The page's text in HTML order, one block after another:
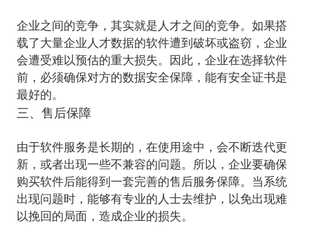
企业之间的竞争，其实就是人才之间的竞争。 如果搭
载了大量企业人才数据的软件遭到破坏或盗窃，企业
会遭受难以预估的重大损失。因此，企业在选择软件
前，必须确保对方的数据安全保障，能有安全证书是
最好的。
三、售后保障
由于软件服务是长期的，在使用途中，会不断迭代更
新，或者出现一些不兼容的问题。所以，企业要确保
购买软件后能得到一套完善的售后服务保障。当系统
出现问题时，能够有专业的人士去维护，以免出现难
以挽回的局面，造成企业的损失。